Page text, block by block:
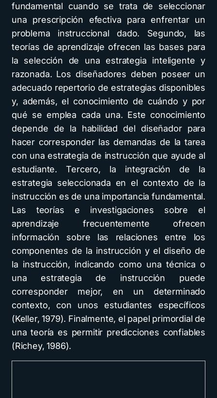
fundamental cuando se trata de seleccionar
una prescripción efectiva para enfrentar un
problema instruccional dado. Segundo, las
teorías de aprendizaje ofrecen las bases para
la selección de una estrategia inteligente y
razonada. Los diseñadores deben poseer un
adecuado repertorio de estrategias disponibles
y, además, el conocimiento de cuándo y por
qué se emplea cada una. Este conocimiento
depende de la habilidad del diseñador para
hacer corresponder las demandas de la tarea
con una estrategia de instrucción que ayude al
estudiante. Tercero, la integración de la
estrategia seleccionada en el contexto de la
instrucción es de una importancia fundamental.
Las teorías e investigaciones sobre el
aprendizaje frecuentemente ofrecen
información sobre las relaciones entre los
componentes de la instrucción y el diseño de
la instrucción, indicando como una técnica o
una estrategia de instrucción puede
corresponder mejor, en un determinado
contexto, con unos estudiantes específicos
(Keller, 1979). Finalmente, el papel primordial de
una teoría es permitir predicciones confiables
(Richey, 1986).